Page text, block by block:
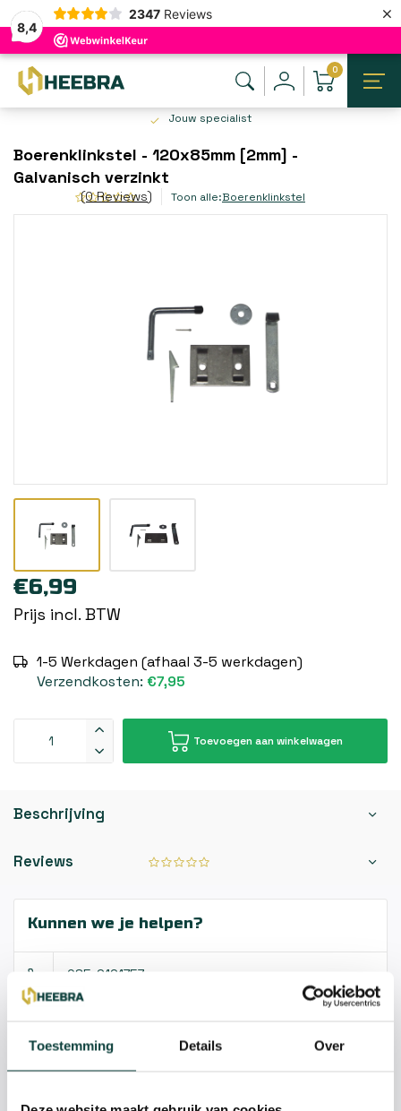
Toestemming Details Over
8,4
2347 Reviews ×
0
Jouw specialist
Boerenklinkstel - 120x85mm [2mm] -
Galvanisch verzinkt
(0 Reviews) Toon alle:Boerenklinkstel
€6,99
Prijs incl. BTW
1-5 Werkdagen (afhaal 3-5 werkdagen)
Verzendkosten: €7,95
Toevoegen aan winkelwagen
Beschrijving
Reviews
Kunnen we je helpen?
085-2121757
Hovenier of klusbedrijf? Neem contact met ons op voor